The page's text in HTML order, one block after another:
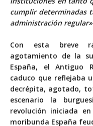
cumplir determinadas
administración regular»
Con esta breve
agotamiento de la
España, el Antiguo
caduco que reflejaba
decrépita, agotado,
escenario la
revolución iniciada
moribunda España